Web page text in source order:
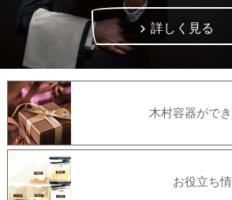
詳しく見る
木村容器がで
お役立ち